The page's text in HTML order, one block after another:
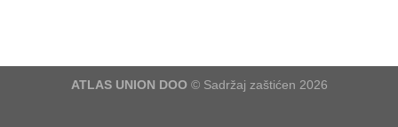
ATLAS UNION DOO © Sadržaj zaštićen 2026